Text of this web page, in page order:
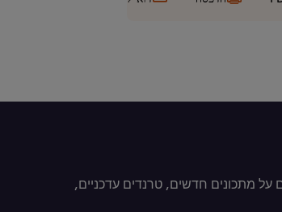
על מתכונים חדשים, טרנדים עדכניים,